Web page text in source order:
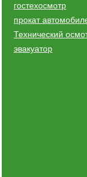
гостехосмотр
прокат
Технический
эвакуатор